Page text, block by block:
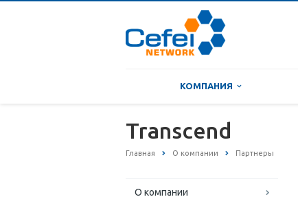
КОМПАНИЯ
Transcend
Главная О компании Партнеры
О компании